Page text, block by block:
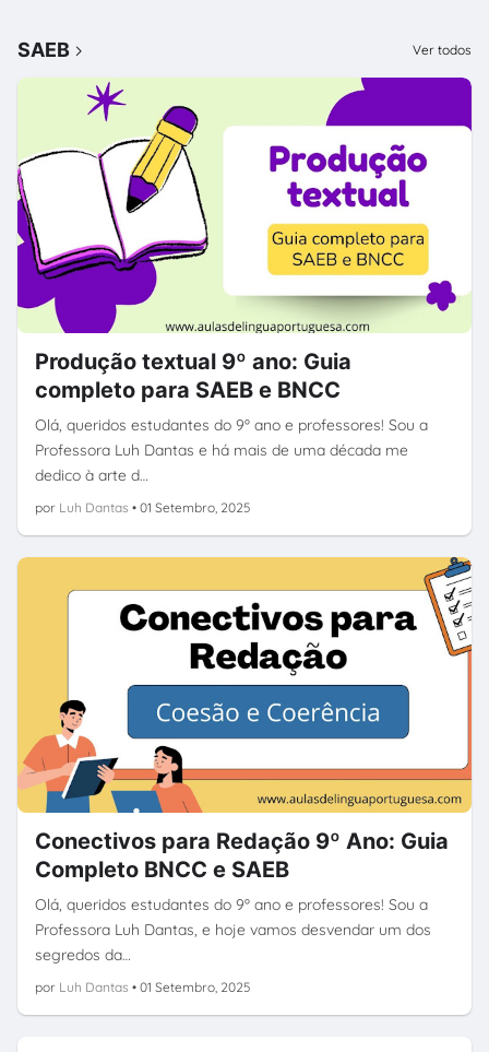
SAEB Ver todos
Produção textual 9º ano: Guia
completo para SAEB e BNCC
Olá, queridos estudantes do 9º ano e professores! Sou a
Professora Luh Dantas e há mais de uma década me
dedico à arte d…
por Luh Dantas • 01 Setembro, 2025
Conectivos para Redação 9º Ano: Guia
Completo BNCC e SAEB
Olá, queridos estudantes do 9º ano e professores! Sou a
Professora Luh Dantas, e hoje vamos desvendar um dos
segredos da…
por Luh Dantas • 01 Setembro, 2025